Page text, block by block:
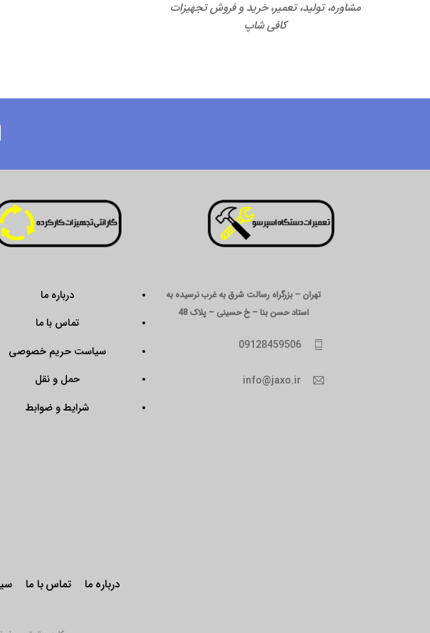
مشاوره، تولید، تعمیر، خرید و فروش تجهیزات
کافی شاپ
تهران – بزرگراه رسالت شرق به غرب نرسیده به
استاد حسن بنا – خ حسینی – پلاک 48
09128459506
info@jaxo.ir
درباره ما
تماس با ما
سیاست حریم خصوصی
حمل و نقل
شرایط و ضوابط
درباره ما تماس با ما